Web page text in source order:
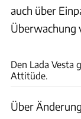
auch über
Überwachung
Den Lada Vesta
Attitüde.
Über